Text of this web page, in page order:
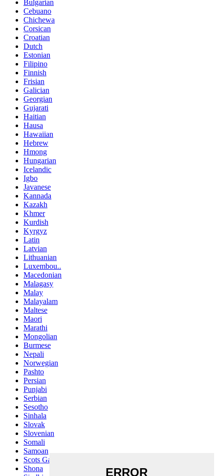
Bulgarian
Cebuano
Chichewa
Corsican
Croatian
Dutch
Estonian
Filipino
Finnish
Frisian
Galician
Georgian
Gujarati
Haitian
Hausa
Hawaiian
Hebrew
Hmong
Hungarian
Icelandic
Igbo
Javanese
Kannada
Kazakh
Khmer
Kurdish
Kyrgyz
Latin
Latvian
Lithuanian
Luxembou..
Macedonian
Malagasy
Malay
Malayalam
Maltese
Maori
Marathi
Mongolian
Burmese
Nepali
Norwegian
Pashto
Persian
Punjabi
Serbian
Sesotho
Sinhala
Slovak
Slovenian
Somali
Samoan
Scots Gaelic
Shona